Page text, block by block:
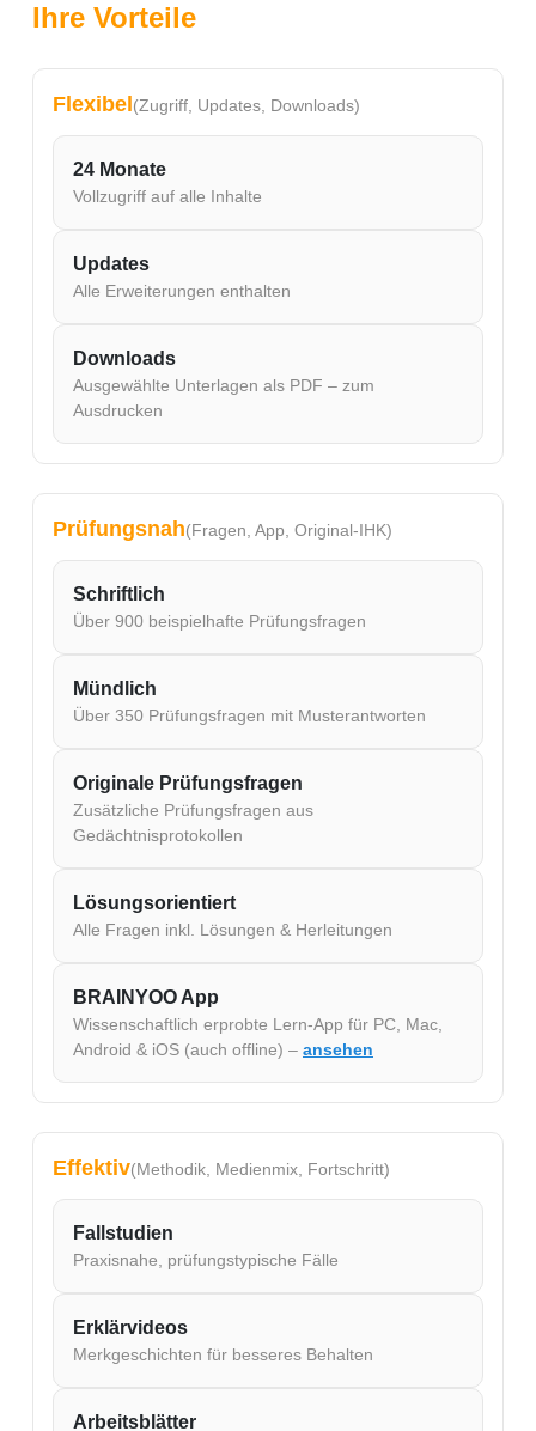
Ihre Vorteile
Flexibel (Zugriff, Updates, Downloads)
24 Monate
Vollzugriff auf alle Inhalte
Updates
Alle Erweiterungen enthalten
Downloads
Ausgewählte Unterlagen als PDF – zum
Ausdrucken
Prüfungsnah(Fragen, App, Original-IHK)
Schriftlich
Über 900 beispielhafte Prüfungsfragen
Mündlich
Über 350 Prüfungsfragen mit Musterantworten
Originale Prüfungsfragen
Zusätzliche Prüfungsfragen aus
Gedächtnisprotokollen
Lösungsorientiert
Alle Fragen inkl. Lösungen & Herleitungen
BRAINYOO App
Wissenschaftlich erprobte Lern-App für PC, Mac,
Android & iOS (auch offline) – ansehen
Effektiv(Methodik, Medienmix, Fortschritt)
Fallstudien
Praxisnahe, prüfungstypische Fälle
Erklärvideos
Merkgeschichten für besseres Behalten
Arbeitsblätter